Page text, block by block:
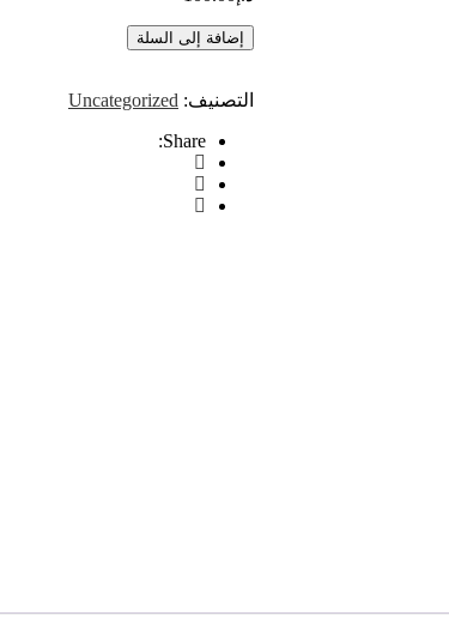
إضافة إلى السلة
التصنيف: Uncategorized
Share: